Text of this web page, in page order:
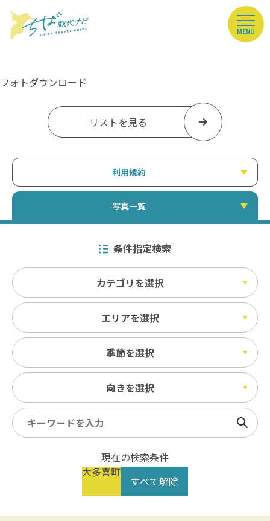
MENU
フォトダウンロード
リストを見る
利用規約
写真一覧
条件指定検索
カテゴリを選択
エリアを選択
季節を選択
向きを選択
検索
現在の検索条件
大多喜町
すべて解除